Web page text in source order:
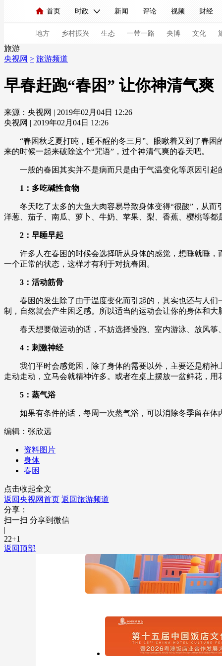
首页 时政 新闻 评论 视频 财经
人民领袖习近平 联播+ 中国领导人 央视快评 习
直播 栏目大全 节目单 听音 微视频
海外频道 iPanda English Монгол
地方 乡村振兴 生态 一带一路 央博 文化
新闻 国内 国际
视频 小央视频 小央直播 直播中国
现场 前线 比划 快看 蓝海中国 新
VIP会员 CCTV奥林匹克频道 生活体育大会
财经
大国智造 大国展会 大国保险 云顶对话
旅游
央视网 > 旅游频道
早春赶跑“春困” 让你神清气爽
来源：央视网 | 2019年02月04日 12:26
央视网 | 2019年02月04日 12:26
“春困秋乏夏打盹，睡不醒的冬三月”。眼瞅着又到了春困
来的时候一起来破除这个“咒语”，过个神清气爽的春天吧。
一般的春困其实并不是病而只是由于气温变化等原因引起
1：多吃碱性食物
冬天吃了太多的大鱼大肉容易导致身体变得“很酸”，从而
洋葱、茄子、南瓜、萝卜、牛奶、苹果、梨、香蕉、樱桃等
2：早睡早起
许多人在春困的时候会选择听从身体的感觉，想睡就睡，
一个正常的状态，这样才有利于对抗春困。
3：活动筋骨
春困的发生除了由于温度变化而引起的，其实也还与人们
制，自然就会产生困乏感。所以适当的运动会让你的身体和
春天想要做运动的话，不妨选择慢跑、室内游泳、放风筝
4：刺激神经
我们平时会感觉困，除了身体的需要以外，主要还是精神
走动走动，立马会就精神许多。或者在桌上摆放一盆鲜花，
5：蒸气浴
如果有条件的话，每周一次蒸气浴，可以消除冬季留在体
编辑：张欣远
资料图片
身体
春困
点击收起全文
返回央视网首页 返回旅游频道
分享：
扫一扫 分享到微信
|
22+1
返回顶部